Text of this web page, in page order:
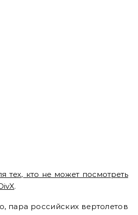
тех, кто не может посмотреть
.
пара российских вертолетов